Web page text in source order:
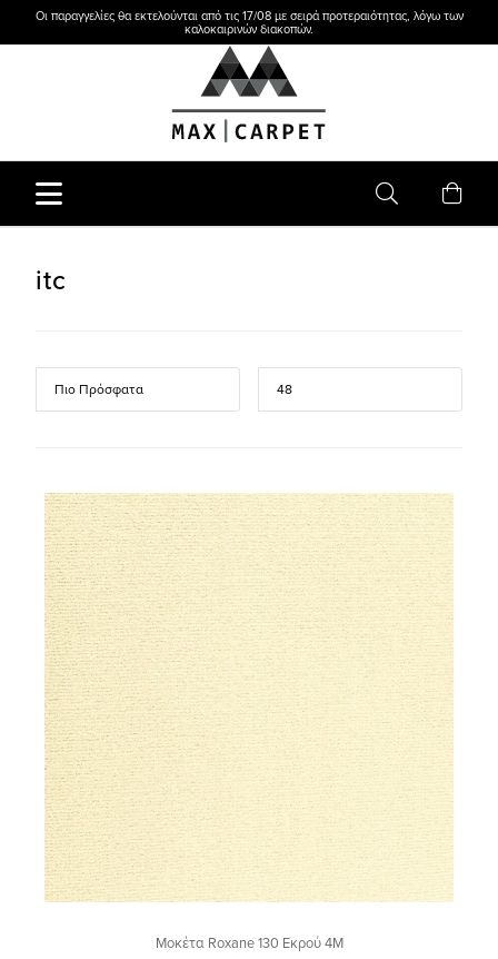
Οι παραγγελίες θα εκτελούνται από τις 17/08 με σειρά προτεραιότητας, λόγω των
καλοκαιρινών διακοπών.
itc
Μοκέτα Roxane 130 Εκρού 4M